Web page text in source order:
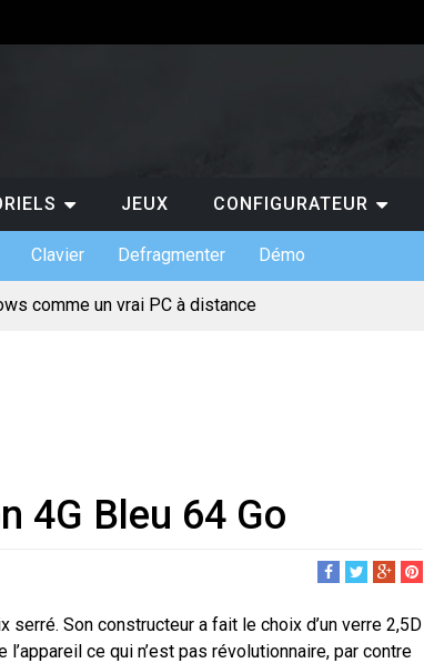
JEUX CONFIGURATEUR
Clavier Defragmenter Démo
comme un vrai PC à distance
4G Bleu 64 Go
serré. Son constructeur a fait le choix d’un verre 2,5D
ce qui n’est pas révolutionnaire, par contre